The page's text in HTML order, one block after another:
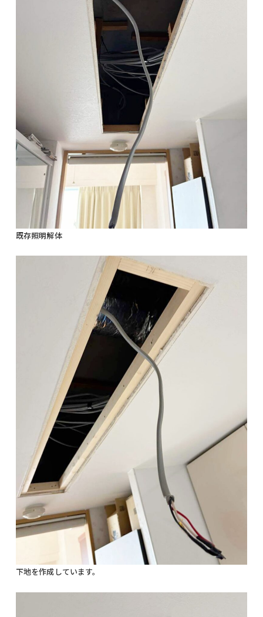
既存照明解体
下地を作成しています。